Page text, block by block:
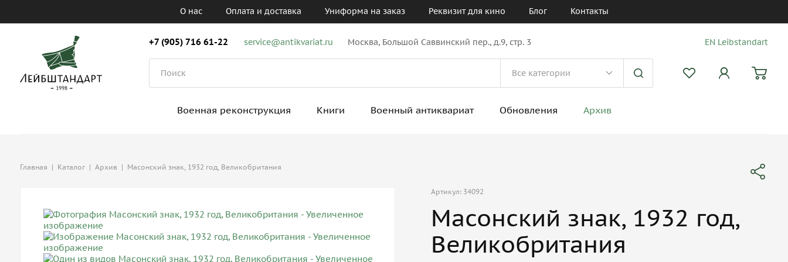
О нас Оплата и доставка Униформа на заказ Реквизит для кино Блог Контакты
+7 (905) 716 61-22 service@antikvariat.ru Москва, Большой Саввинский пер., д.9, стр. 3 EN Leibstandart
Военная реконструкция Книги Военный антиквариат Обновления Архив
Главная | Каталог | Архив | Масонский знак, 1932 год, Великобритания
Артикул: 34092
Масонский знак, 1932 год,
Великобритания